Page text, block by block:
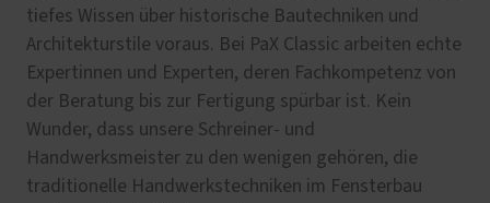
tiefes Wissen über historische Bautechniken und
Architekturstile voraus. Bei PaX Classic arbeiten echte
Expertinnen und Experten, deren Fachkompetenz von
der Beratung bis zur Fertigung spürbar ist. Kein
Wunder, dass unsere Schreiner- und
Handwerksmeister zu den wenigen gehören, die
traditionelle Handwerkstechniken im Fensterbau